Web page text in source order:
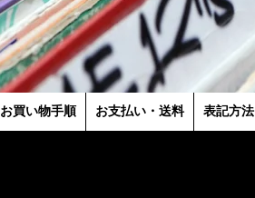
お買い物手順 お支払い・送料 表記方法